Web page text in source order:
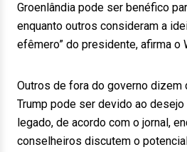
Groenlândia pode ser benéfico
enquanto outros consideram a
efêmero” do presidente, afirma o
Outros de fora do governo dizem
Trump pode ser devido ao
legado, de acordo com o jornal,
conselheiros discutem o